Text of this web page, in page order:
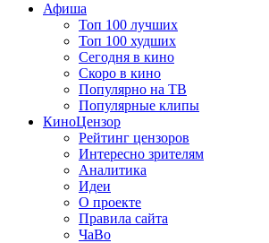
Афиша
Топ 100 лучших
Топ 100 худших
Сегодня в кино
Скоро в кино
Популярно на ТВ
Популярные клипы
КиноЦензор
Рейтинг цензоров
Интересно зрителям
Аналитика
Идеи
О проекте
Правила сайта
ЧаВо